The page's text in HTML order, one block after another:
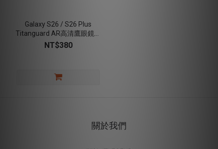
Galaxy S26 / S26 Plus
Titanguard AR高清鷹眼鏡頭
保護貼（含快貼板）
NT$380
關於我們